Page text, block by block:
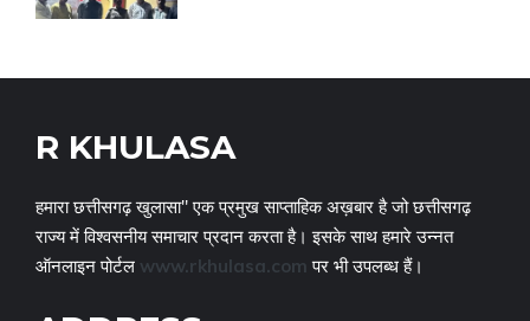
R KHULASA
हमारा छत्तीसगढ़ खुलासा" एक प्रमुख साप्ताहिक अख़बार है जो छत्तीसगढ़
राज्य में विश्वसनीय समाचार प्रदान करता है। इसके साथ हमारे उन्नत
ऑनलाइन पोर्टल www.rkhulasa.com पर भी उपलब्ध हैं।